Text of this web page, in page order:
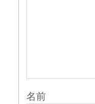
名前